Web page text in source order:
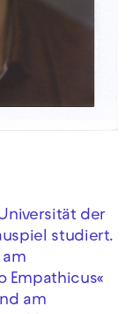
der
studiert.
Empathicus«
am